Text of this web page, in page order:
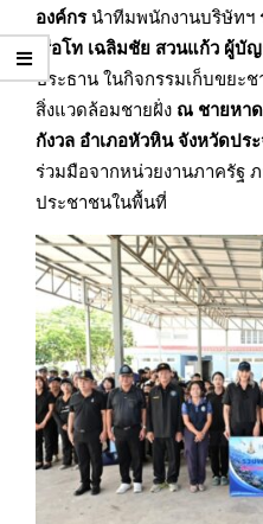
องค์กรนำทีมพนักงานบริษัทฯ
เรือโท เฉลิมชัย สวนแก้ว ผู้บั
ประธาน ในกิจกรรมเก็บขยะ
สิ่งแวดล้อมชายฝั่ง ณ ชายหา
กังวล อำเภอหัวหิน จังหวัดปร
ร่วมมือจากหน่วยงานภาครัฐ
ประชาชนในพื้นที่